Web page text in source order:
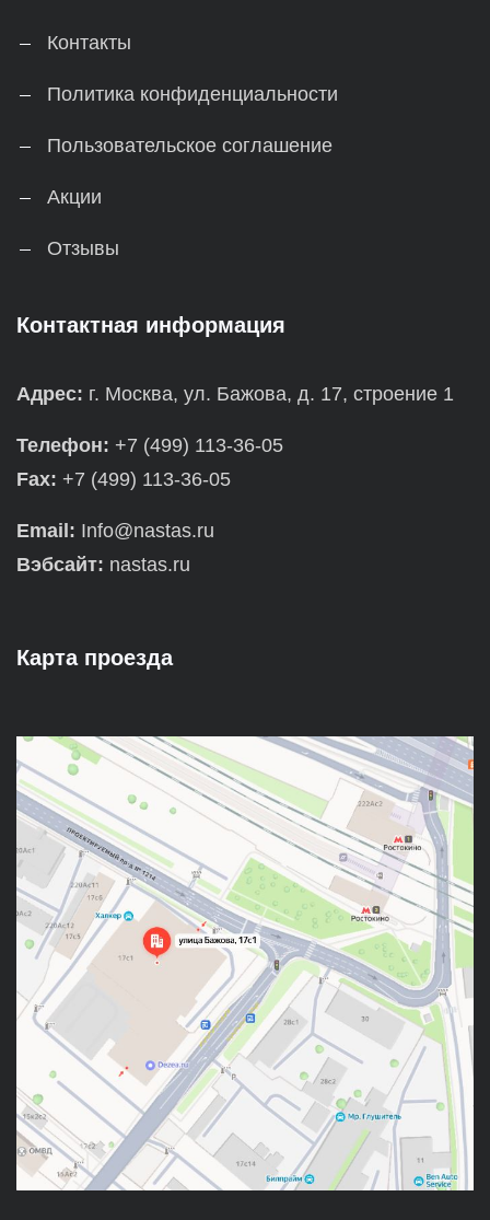
Контакты
Политика конфиденциальности
Пользовательское соглашение
Акции
Отзывы
Контактная информация
Адрес: г. Москва, ул. Бажова, д. 17, строение 1
Телефон: +7 (499) 113-36-05
Fax: +7 (499) 113-36-05
Email: Info@nastas.ru
Вэбсайт: nastas.ru
Карта проезда